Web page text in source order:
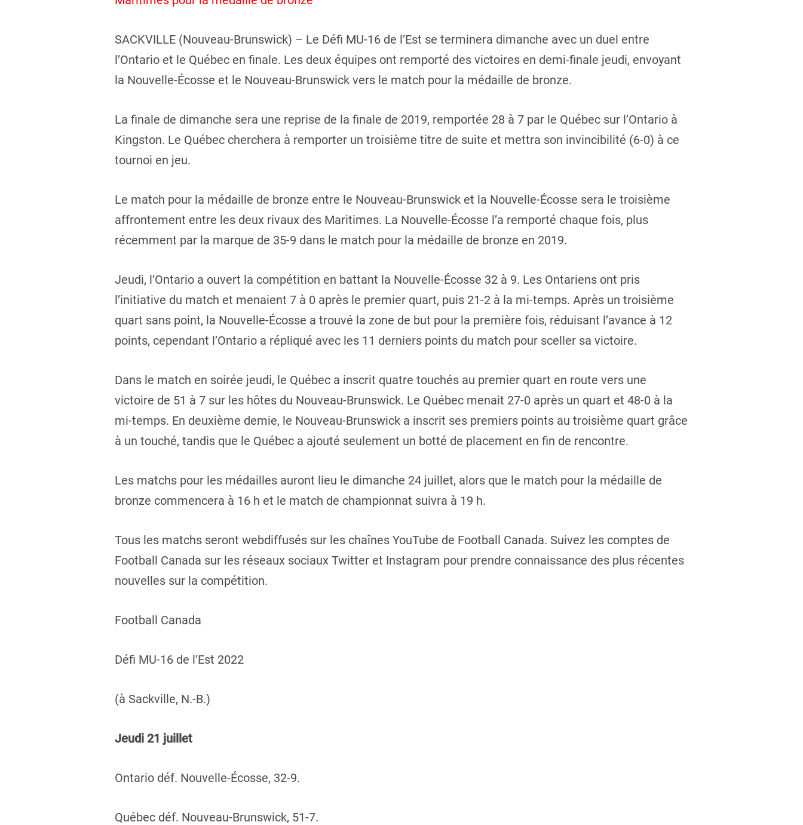
SACKVILLE (Nouveau-Brunswick) – Le Défi MU-16 de l’Est se terminera dimanche avec un duel entre
l’Ontario et le Québec en finale. Les deux équipes ont remporté des victoires en demi-finale jeudi, envoyant
la Nouvelle-Écosse et le Nouveau-Brunswick vers le match pour la médaille de bronze.
La finale de dimanche sera une reprise de la finale de 2019, remportée 28 à 7 par le Québec sur l’Ontario à
Kingston. Le Québec cherchera à remporter un troisième titre de suite et mettra son invincibilité (6-0) à ce
tournoi en jeu.
Le match pour la médaille de bronze entre le Nouveau-Brunswick et la Nouvelle-Écosse sera le troisième
affrontement entre les deux rivaux des Maritimes. La Nouvelle-Écosse l’a remporté chaque fois, plus
récemment par la marque de 35-9 dans le match pour la médaille de bronze en 2019.
Jeudi, l’Ontario a ouvert la compétition en battant la Nouvelle-Écosse 32 à 9. Les Ontariens ont pris
l’initiative du match et menaient 7 à 0 après le premier quart, puis 21-2 à la mi-temps. Après un troisième
quart sans point, la Nouvelle-Écosse a trouvé la zone de but pour la première fois, réduisant l’avance à 12
points, cependant l’Ontario a répliqué avec les 11 derniers points du match pour sceller sa victoire.
Dans le match en soirée jeudi, le Québec a inscrit quatre touchés au premier quart en route vers une
victoire de 51 à 7 sur les hôtes du Nouveau-Brunswick. Le Québec menait 27-0 après un quart et 48-0 à la
mi-temps. En deuxième demie, le Nouveau-Brunswick a inscrit ses premiers points au troisième quart grâce
à un touché, tandis que le Québec a ajouté seulement un botté de placement en fin de rencontre.
Les matchs pour les médailles auront lieu le dimanche 24 juillet, alors que le match pour la médaille de
bronze commencera à 16 h et le match de championnat suivra à 19 h.
Tous les matchs seront webdiffusés sur les chaînes YouTube de Football Canada. Suivez les comptes de
Football Canada sur les réseaux sociaux Twitter et Instagram pour prendre connaissance des plus récentes
nouvelles sur la compétition.
Football Canada
Défi MU-16 de l’Est 2022
(à Sackville, N.-B.)
Jeudi 21 juillet
Ontario déf. Nouvelle-Écosse, 32-9.
Québec déf. Nouveau-Brunswick, 51-7.